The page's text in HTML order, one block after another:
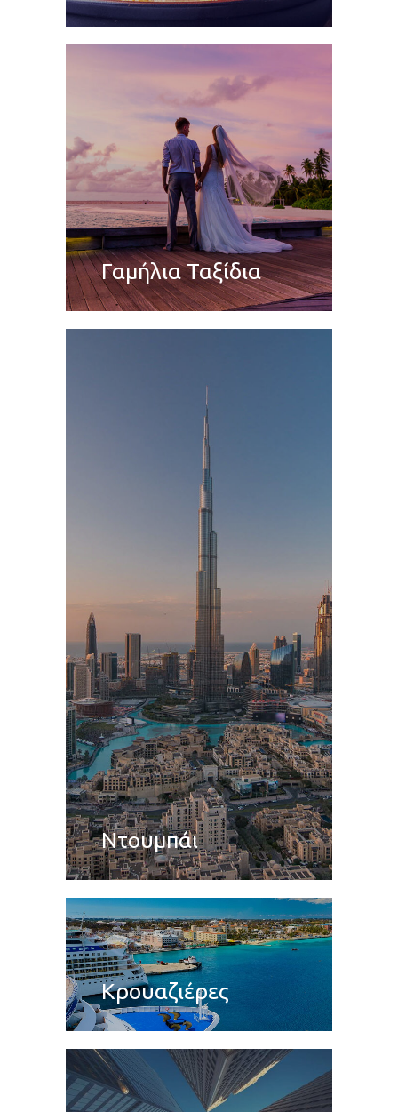
Γαμήλια Ταξίδια
Ντουμπάι
Κρουαζιέρες